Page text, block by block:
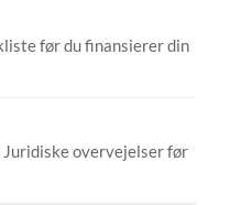
før du finansierer din
Juridiske overvejelser før